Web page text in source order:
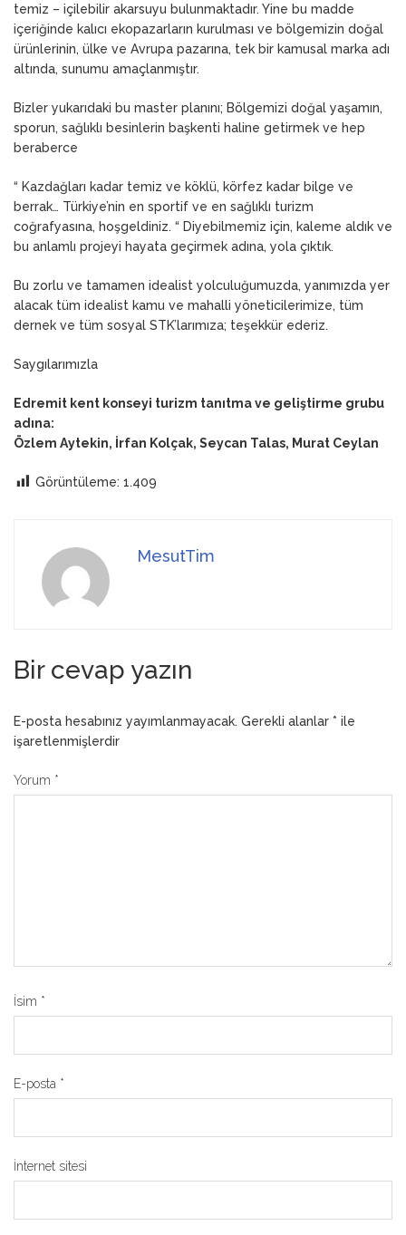
temiz – içilebilir akarsuyu bulunmaktadır. Yine bu madde
içeriğinde kalıcı ekopazarların kurulması ve bölgemizin doğal
ürünlerinin, ülke ve Avrupa pazarına, tek bir kamusal marka adı
altında, sunumu amaçlanmıştır.
Bizler yukarıdaki bu master planını; Bölgemizi doğal yaşamın,
sporun, sağlıklı besinlerin başkenti haline getirmek ve hep
beraberce
“ Kazdağları kadar temiz ve köklü, körfez kadar bilge ve
berrak… Türkiye’nin en sportif ve en sağlıklı turizm
coğrafyasına, hoşgeldiniz. “ Diyebilmemiz için, kaleme aldık ve
bu anlamlı projeyi hayata geçirmek adına, yola çıktık.
Bu zorlu ve tamamen idealist yolculuğumuzda, yanımızda yer
alacak tüm idealist kamu ve mahalli yöneticilerimize, tüm
dernek ve tüm sosyal STK’larımıza; teşekkür ederiz.
Saygılarımızla
Edremit kent konseyi turizm tanıtma ve geliştirme grubu
adına:
Özlem Aytekin, İrfan Kolçak, Seycan Talas, Murat Ceylan
Görüntüleme: 1.409
MesutTim
Bir cevap yazın
E-posta hesabınız yayımlanmayacak. Gerekli alanlar * ile
işaretlenmişlerdir
Yorum *
İsim *
E-posta *
İnternet sitesi